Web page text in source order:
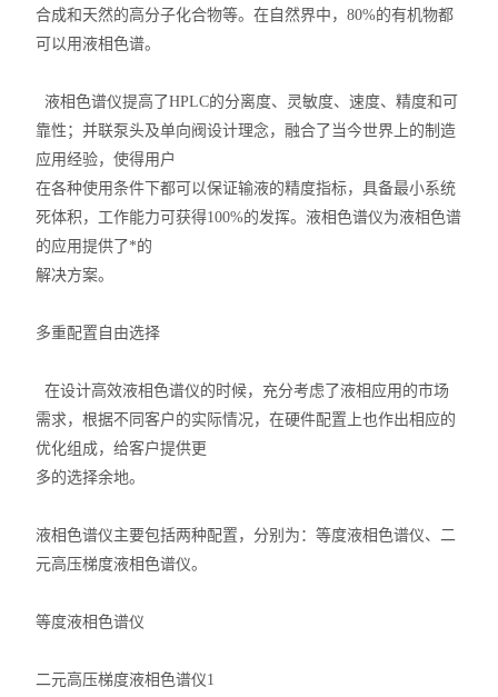
合成和天然的高分子化合物等。在自然界中，80%的有机物都
可以用液相色谱。
液相色谱仪提高了HPLC的分离度、灵敏度、速度、精度和可
靠性；并联泵头及单向阀设计理念，融合了当今世界上的制造
应用经验，使得用户
在各种使用条件下都可以保证输液的精度指标，具备最小系统
死体积，工作能力可获得100%的发挥。液相色谱仪为液相色谱
的应用提供了*的
解决方案。
多重配置自由选择
在设计高效液相色谱仪的时候，充分考虑了液相应用的市场
需求，根据不同客户的实际情况，在硬件配置上也作出相应的
优化组成，给客户提供更
多的选择余地。
液相色谱仪主要包括两种配置，分别为：等度液相色谱仪、二
元高压梯度液相色谱仪。
等度液相色谱仪
二元高压梯度液相色谱仪1